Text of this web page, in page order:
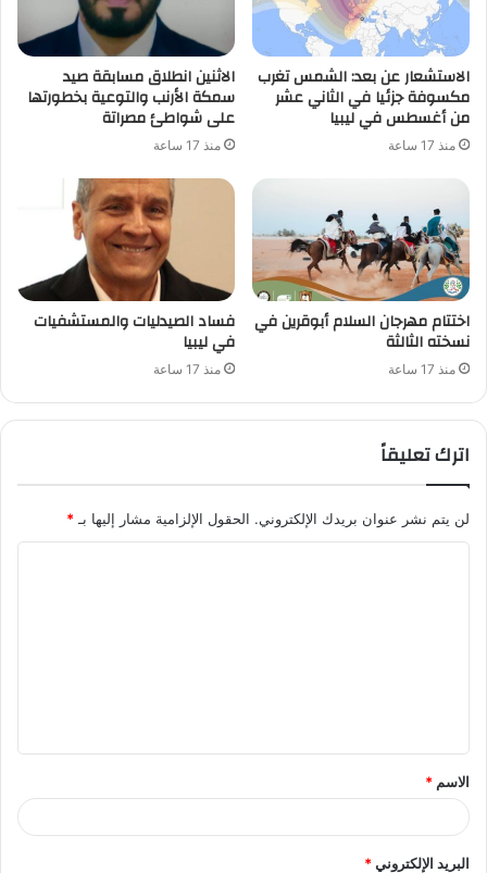
الاستشعار عن بعد: الشمس تغرب
مكسوفة جزئيا في الثاني عشر
من أغسطس في ليبيا
منذ 17 ساعة
الاثنين انطلاق مسابقة صيد
سمكة الأرنب والتوعية بخطورتها
على شواطئ مصراتة
منذ 17 ساعة
اختتام مهرجان السلام أبوقرين في
نسخته الثالثة
منذ 17 ساعة
فساد الصيدليات والمستشفيات
في ليبيا
منذ 17 ساعة
اترك تعليقاً
لن يتم نشر عنوان بريدك الإلكتروني. الحقول الإلزامية مشار إليها بـ *
ق
*
الاسم *
البريد الإلكتروني*